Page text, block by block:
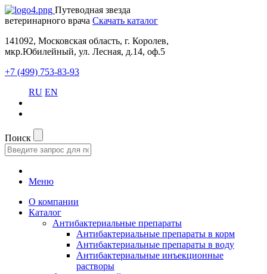
Путеводная звезда
ветеринарного врача Скачать каталог
141092, Московская область, г. Королев,
мкр.Юбилейный, ул. Лесная, д.14, оф.5
+7 (499) 753-83-93
RU EN
Поиск
Меню
О компании
Каталог
Антибактериальные препараты
Антибактериальные препараты в корм
Антибактериальные препараты в воду
Антибактериальные инъекционные
растворы